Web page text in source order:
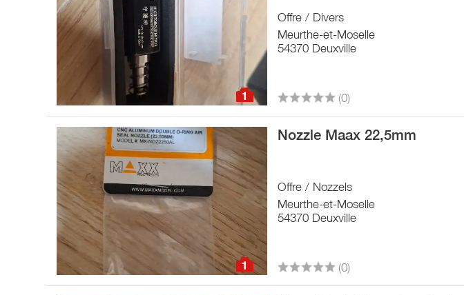
1
Offre / Divers
Meurthe-et-Moselle
54370 Deuxville
(0)
1
Nozzle Maax 22,5mm
Offre / Nozzels
Meurthe-et-Moselle
54370 Deuxville
(0)